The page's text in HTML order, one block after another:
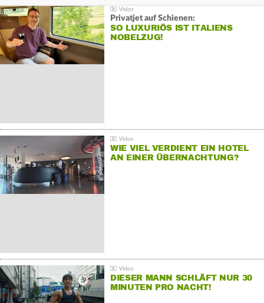
Privatjet auf Schienen:
SO LUXURIÖS IST ITALIENS
NOBELZUG!
WIE VIEL VERDIENT EIN HOTEL
AN EINER ÜBERNACHTUNG?
DIESER MANN SCHLÄFT NUR 30
MINUTEN PRO NACHT!